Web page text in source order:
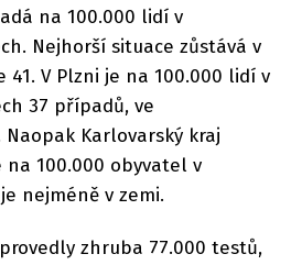
na 100.000 lidí v
Nejhorší situace zůstává v
41. V Plzni je na 100.000 lidí v
37 případů, ve
Naopak Karlovarský kraj
100.000 obyvatel v
nejméně v zemi.
zhruba 77.000 testů,